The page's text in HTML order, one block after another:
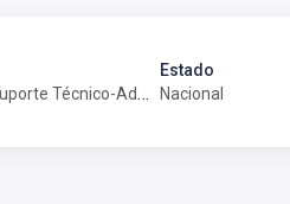
Técnico - Suporte Técnico-Administrativo
Estado
Nacional